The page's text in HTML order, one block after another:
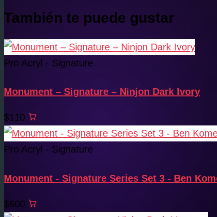
También te puede gustar
Pro Acryl - Signature
Monument – Signature – Ninjon Dark Ivory
$110
Pro Acryl - Signature
Monument - Signature Series Set 3 - Ben
$600